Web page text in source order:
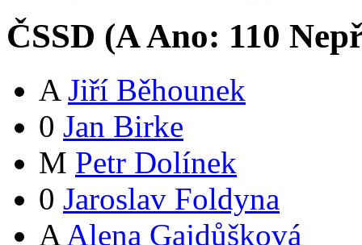
ČSSD (AAno: 110
A Jiří Běhounek
0 Jan Birke
M Petr Dolínek
0 Jaroslav Foldyna
A Alena Gajdůšková